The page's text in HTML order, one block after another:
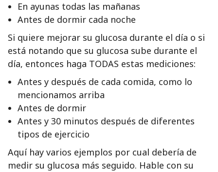
En ayunas todas las mañanas
Antes de dormir cada noche
Si quiere mejorar su glucosa durante el día o si
está notando que su glucosa sube durante el
día, entonces haga TODAS estas mediciones:
Antes y después de cada comida, como lo
mencionamos arriba
Antes de dormir
Antes y 30 minutos después de diferentes
tipos de ejercicio
Aquí hay varios ejemplos por cual debería de
medir su glucosa más seguido. Hable con su